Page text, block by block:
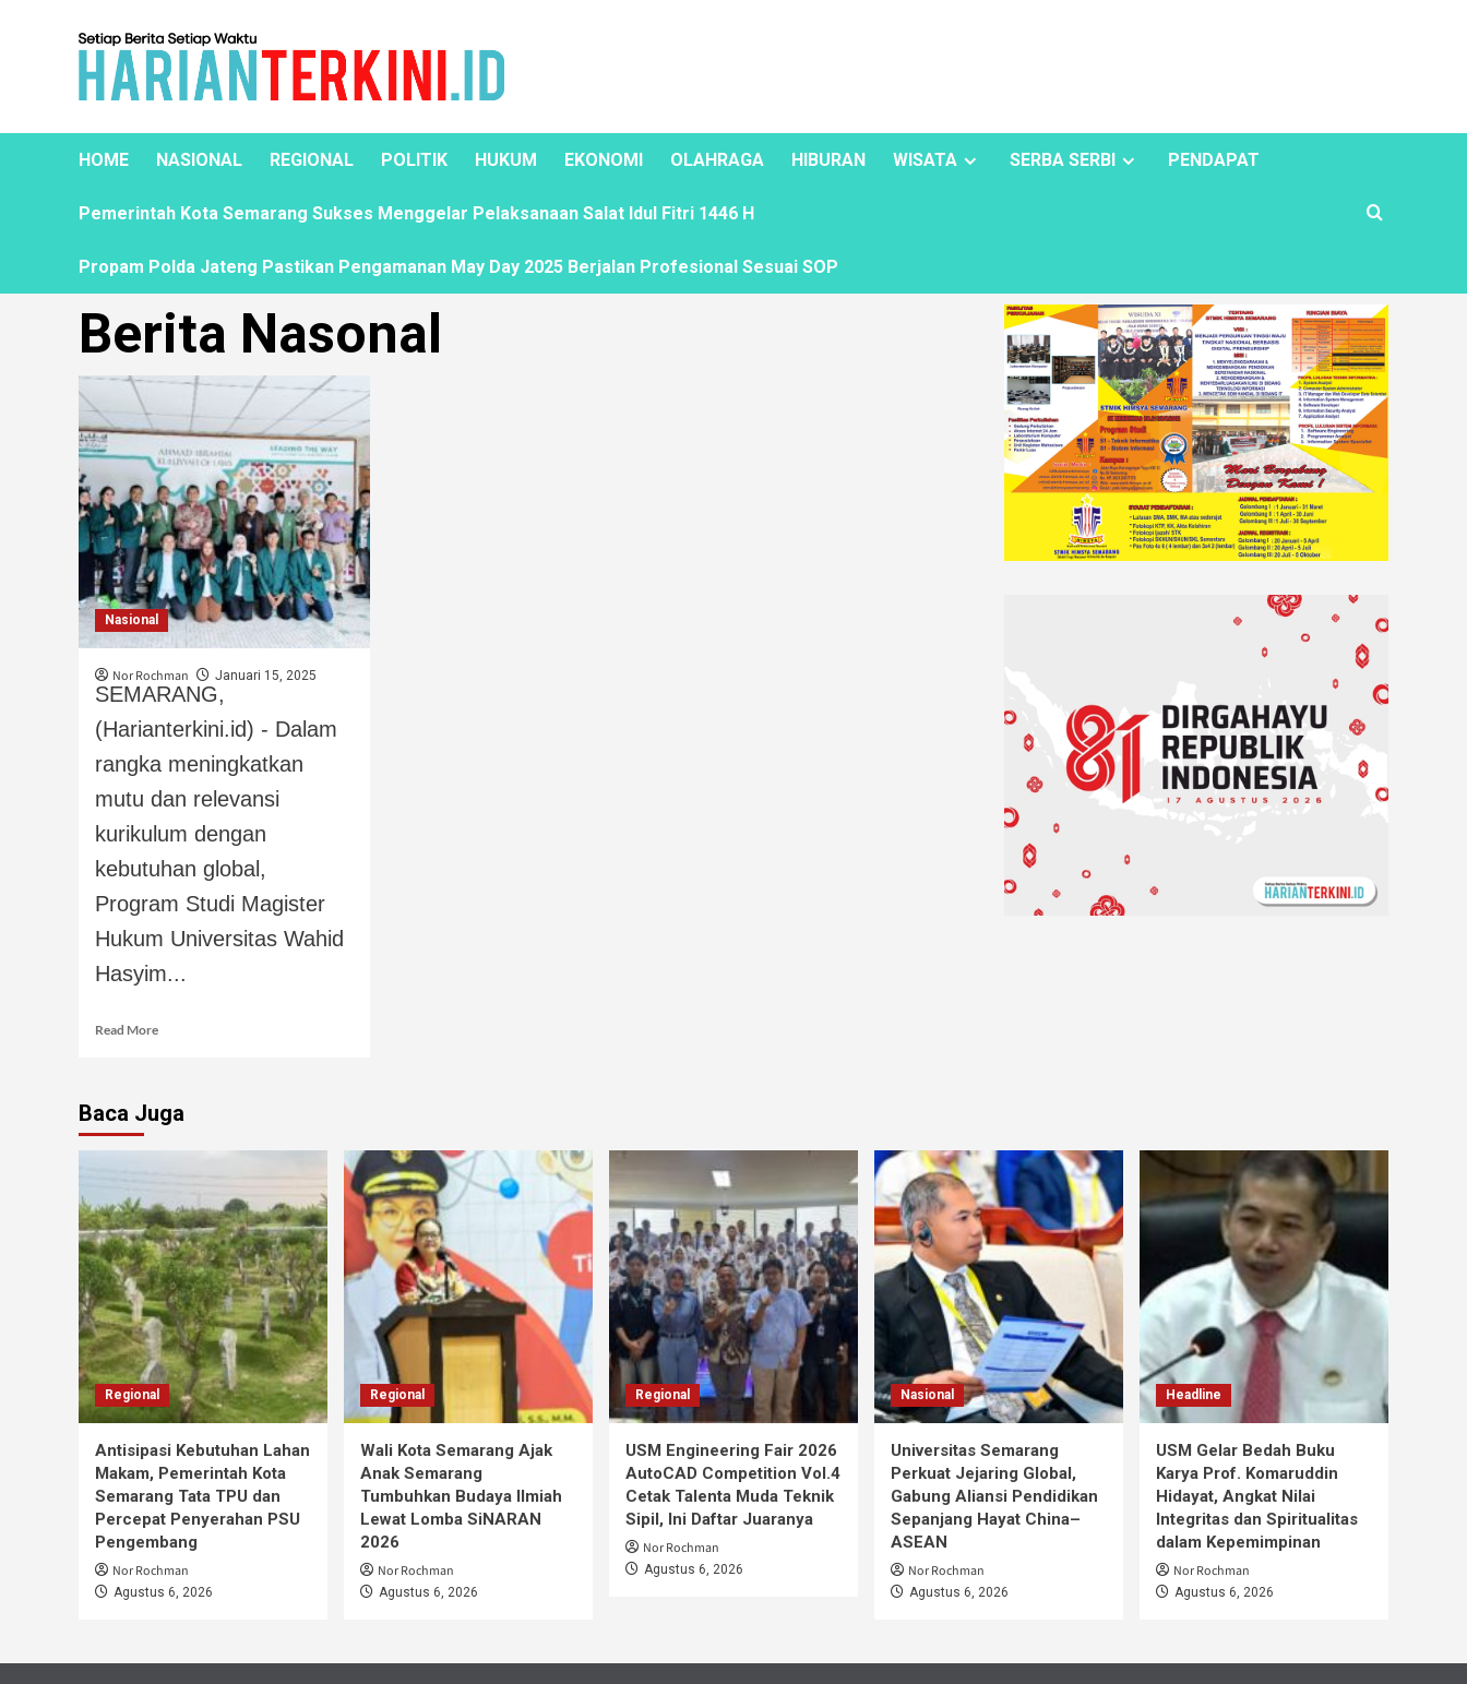
HOME NASIONAL REGIONAL POLITIK HUKUM EKONOMI OLAHRAGA HIBURAN WISATA SERBA SERBI PENDAPAT
Pemerintah Kota Semarang Sukses Menggelar Pelaksanaan Salat Idul Fitri 1446 H
Propam Polda Jateng Pastikan Pengamanan May Day 2025 Berjalan Profesional Sesuai SOP
Berita Nasonal
Nasional
Nor Rochman Januari 15, 2025
SEMARANG,
(Harianterkini.id) - Dalam
rangka meningkatkan
mutu dan relevansi
kurikulum dengan
kebutuhan global,
Program Studi Magister
Hukum Universitas Wahid
Hasyim...
Read More
Baca Juga
Regional
Antisipasi Kebutuhan Lahan
Makam, Pemerintah Kota
Semarang Tata TPU dan
Percepat Penyerahan PSU
Pengembang
Nor Rochman
Agustus 6, 2026
Regional
Wali Kota Semarang Ajak
Anak Semarang
Tumbuhkan Budaya Ilmiah
Lewat Lomba SiNARAN
2026
Nor Rochman
Agustus 6, 2026
Regional
USM Engineering Fair 2026
AutoCAD Competition Vol.4
Cetak Talenta Muda Teknik
Sipil, Ini Daftar Juaranya
Nor Rochman
Agustus 6, 2026
Nasional
Universitas Semarang
Perkuat Jejaring Global,
Gabung Aliansi Pendidikan
Sepanjang Hayat China–
ASEAN
Nor Rochman
Agustus 6, 2026
Headline
USM Gelar Bedah Buku
Karya Prof. Komaruddin
Hidayat, Angkat Nilai
Integritas dan Spiritualitas
dalam Kepemimpinan
Nor Rochman
Agustus 6, 2026